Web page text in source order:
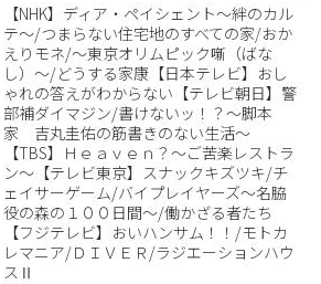
【NHK】ディア・ペイシェント〜絆のカル
テ〜/つまらない住宅地のすべての家/おか
えりモネ/〜東京オリムピック噺（ばな
し）〜/どうする家康【日本テレビ】おし
ゃれの答えがわからない【テレビ朝日】警
部補ダイマジン/書けないッ！？〜脚本
家 吉丸圭佑の筋書きのない生活〜
【TBS】Ｈｅａｖｅｎ？〜ご苦楽レストラ
ン〜【テレビ東京】スナックキズツキ/チ
ェイサーゲーム/バイプレイヤーズ〜名脇
役の森の１００日間〜/働かざる者たち
【フジテレビ】おいハンサム！！/モトカ
レマニア/ＤＩＶＥＲ/ラジエーションハウ
スⅡ